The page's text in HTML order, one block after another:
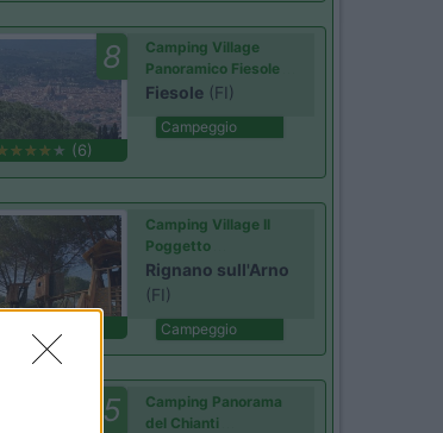
8
(6)
Camping Village
Panoramico Fiesole
Fiesole (FI)
Campeggio
Camping Village Il
Poggetto
Rignano sull'Arno
(FI)
Campeggio
7.5
Camping Panorama
del Chianti